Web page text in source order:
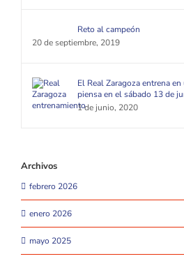
Reto al campeón
20 de septiembre, 2019
El Real Zaragoza entrena
piensa en el sábado 13 de
1 de junio, 2020
Archivos
febrero 2026
enero 2026
mayo 2025